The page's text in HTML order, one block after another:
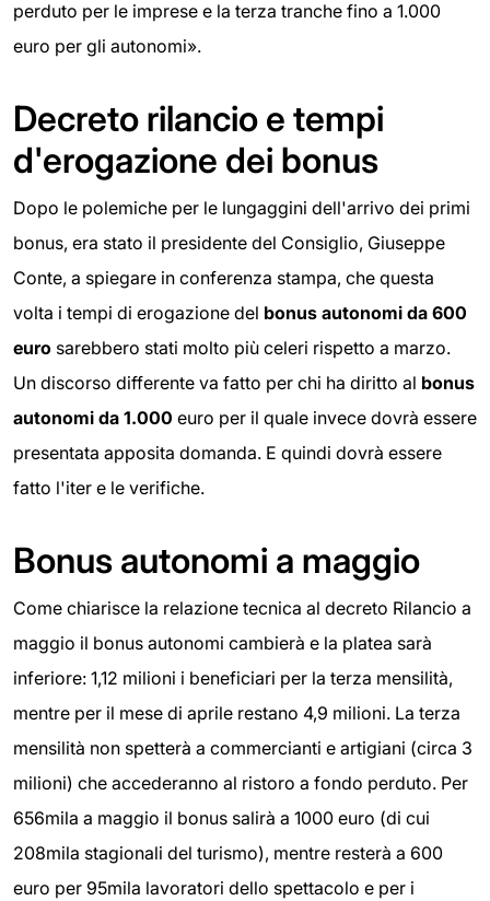
perduto per le imprese e la terza tranche fino a 1.000
euro per gli autonomi».
Decreto rilancio e tempi
d'erogazione dei bonus
Dopo le polemiche per le lungaggini dell'arrivo dei primi
bonus, era stato il presidente del Consiglio, Giuseppe
Conte, a spiegare in conferenza stampa, che questa
volta i tempi di erogazione del bonus autonomi da 600
euro sarebbero stati molto più celeri rispetto a marzo.
Un discorso differente va fatto per chi ha diritto al bonus
autonomi da 1.000 euro per il quale invece dovrà essere
presentata apposita domanda. E quindi dovrà essere
fatto l'iter e le verifiche.
Bonus autonomi a maggio
Come chiarisce la relazione tecnica al decreto Rilancio a
maggio il bonus autonomi cambierà e la platea sarà
inferiore: 1,12 milioni i beneficiari per la terza mensilità,
mentre per il mese di aprile restano 4,9 milioni. La terza
mensilità non spetterà a commercianti e artigiani (circa 3
milioni) che accederanno al ristoro a fondo perduto. Per
656mila a maggio il bonus salirà a 1000 euro (di cui
208mila stagionali del turismo), mentre resterà a 600
euro per 95mila lavoratori dello spettacolo e per i